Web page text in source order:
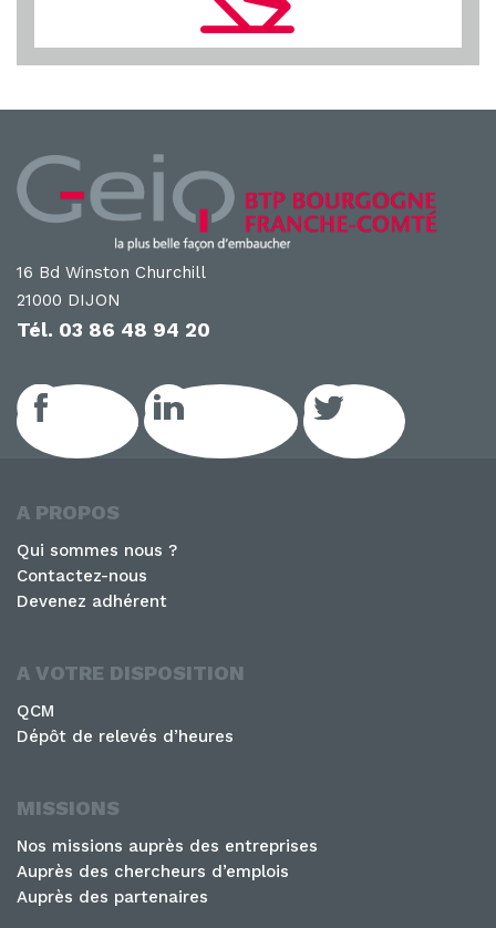
16 Bd Winston Churchill
21000 DIJON
Tél. 03 86 48 94 20
Facebook LinkedIn GEIQ Twitter
A PROPOS
Qui sommes nous ?
Contactez-nous
Devenez adhérent
A VOTRE DISPOSITION
QCM
Dépôt de relevés d’heures
MISSIONS
Nos missions auprès des entreprises
Auprès des chercheurs d’emplois
Auprès des partenaires